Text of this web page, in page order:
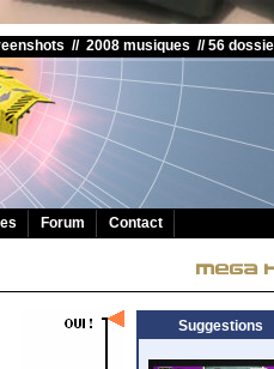
// 2008 musiques // 56
Forum Contact
Suggestions